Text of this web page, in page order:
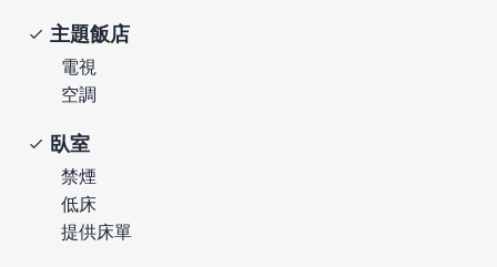
主題飯店
電視
空調
臥室
禁煙
低床
提供床單